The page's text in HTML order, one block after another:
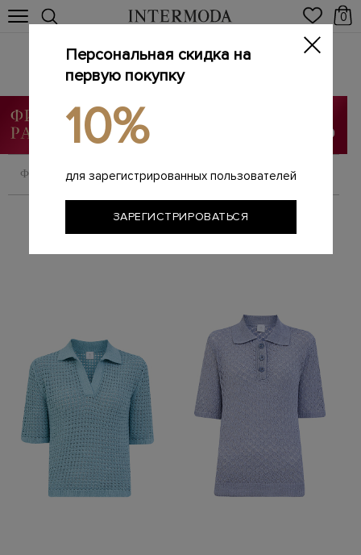
0
Женский трикотаж
Главная / Женщинам / Одежда
ФИЛЬТРОВАТЬ СОРТИРОВАТЬ
Персональная скидка на
первую покупку
10%
для зарегистрированных пользователей
ЗАРЕГИСТРИРОВАТЬСЯ